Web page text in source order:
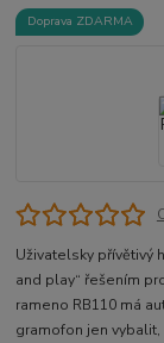
Doprava ZDARMA
Uživatelsky přívětivý
and play“ řešením
rameno RB110 má
gramofon jen